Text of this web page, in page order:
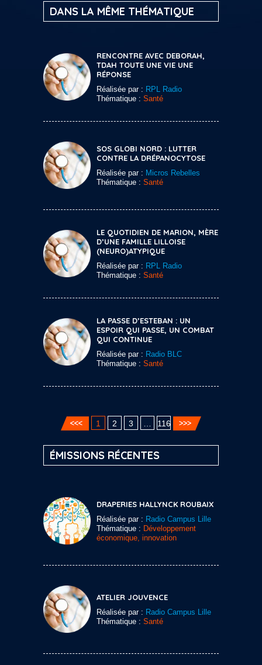
DANS LA MÊME THÉMATIQUE
RENCONTRE AVEC DEBORAH,
TDAH TOUTE UNE VIE UNE
RÉPONSE
Réalisée par : RPL Radio
Thématique : Santé
SOS GLOBI NORD : LUTTER
CONTRE LA DRÉPANOCYTOSE
Réalisée par : Micros Rebelles
Thématique : Santé
LE QUOTIDIEN DE MARION, MÈRE
D’UNE FAMILLE LILLOISE
(NEURO)ATYPIQUE
Réalisée par : RPL Radio
Thématique : Santé
LA PASSE D’ESTEBAN : UN
ESPOIR QUI PASSE, UN COMBAT
QUI CONTINUE
Réalisée par : Radio BLC
Thématique : Santé
1 2 3 116
ÉMISSIONS RÉCENTES
DRAPERIES HALLYNCK ROUBAIX
Réalisée par : Radio Campus Lille
Thématique : Développement
économique, innovation
ATELIER JOUVENCE
Réalisée par : Radio Campus Lille
Thématique : Santé